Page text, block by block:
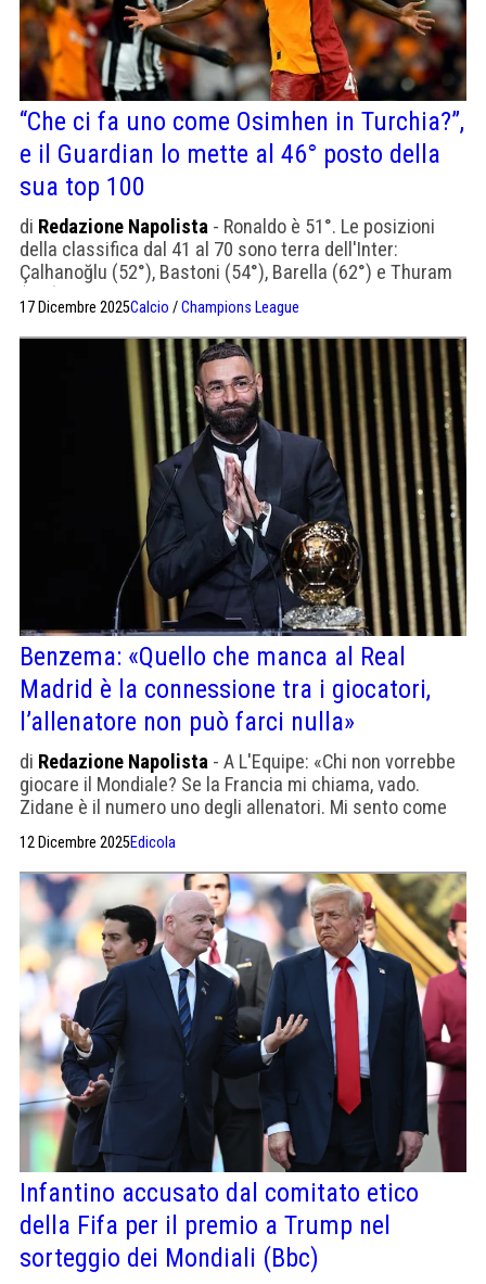
“Che ci fa uno come Osimhen in Turchia?”,
e il Guardian lo mette al 46° posto della
sua top 100
di Redazione Napolista - Ronaldo è 51°. Le posizioni
della classifica dal 41 al 70 sono terra dell'Inter:
Çalhanoğlu (52°), Bastoni (54°), Barella (62°) e Thuram
(65°)
17 Dicembre 2025Calcio /Champions League
Benzema: «Quello che manca al Real
Madrid è la connessione tra i giocatori,
l’allenatore non può farci nulla»
di Redazione Napolista - A L'Equipe: «Chi non vorrebbe
giocare il Mondiale? Se la Francia mi chiama, vado.
Zidane è il numero uno degli allenatori. Mi sento come
12 Dicembre 2025Edicola
Infantino accusato dal comitato etico
della Fifa per il premio a Trump nel
sorteggio dei Mondiali (Bbc)